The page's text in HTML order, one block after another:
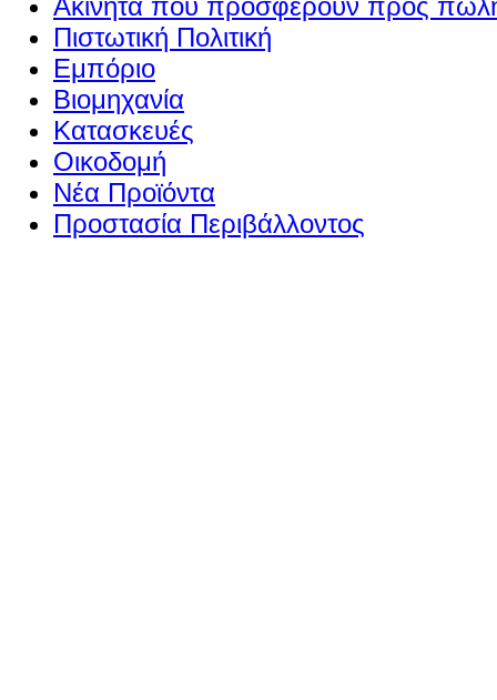
Πιστωτική Πολιτική
Εμπόριο
Βιομηχανία
Κατασκευές
Οικοδομή
Νέα Προϊόντα
Προστασία Περιβάλλοντος